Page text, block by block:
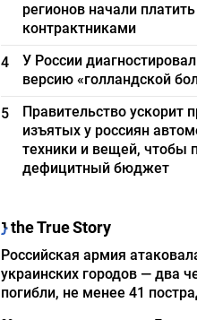
регионов начали
контрактниками
4
У России
версию «голландской
5
Правительство ускорит
изъятых у россиян
техники и вещей, чтобы
дефицитный бюджет